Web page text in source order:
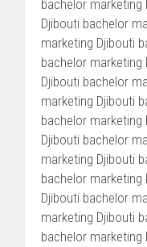
bachelor marketing
Djibouti bachelor
marketing Djibouti
bachelor marketing
Djibouti bachelor
marketing Djibouti
bachelor marketing
Djibouti bachelor
marketing Djibouti
bachelor marketing
Djibouti bachelor
marketing Djibouti
bachelor marketing